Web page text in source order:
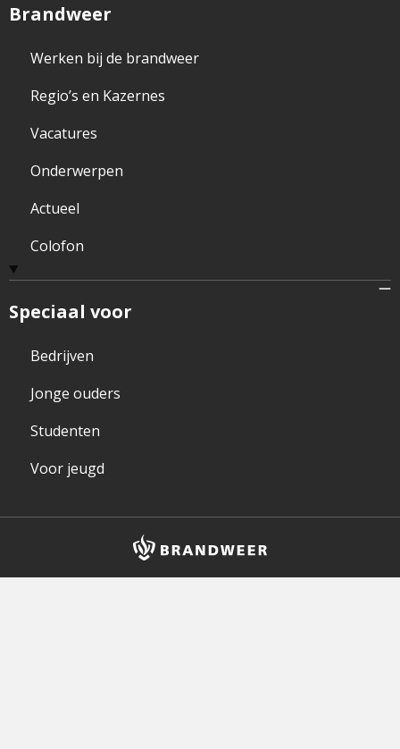
Brandweer
Werken bij de brandweer
Regio’s en Kazernes
Vacatures
Onderwerpen
Actueel
Colofon
Speciaal voor
Bedrijven
Jonge ouders
Studenten
Voor jeugd
Brandweer